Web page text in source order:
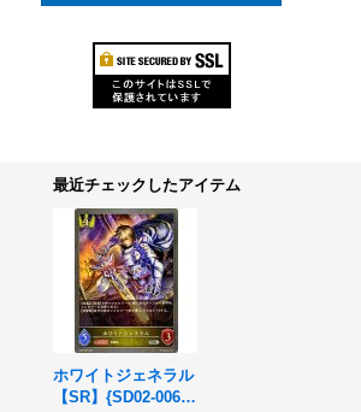
最近チェックしたアイテム
ホワイトジェネラル
【SR】{SD02-006}